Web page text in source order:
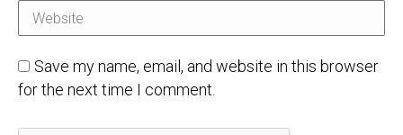
Website
Save my name, email, and website in this browser
for the next time I comment.